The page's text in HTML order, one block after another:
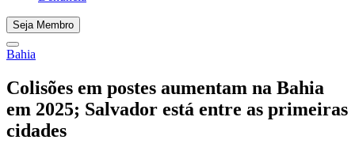
Seja Membro
Bahia
Colisões em postes aumentam na Bahia
em 2025; Salvador está entre as primeiras
cidades